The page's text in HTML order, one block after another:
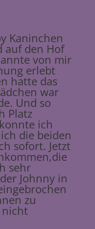
Kaninchen
auf den Hof
von mir
erlebt
hatte das
war
Und so
Platz
ich
die beiden
sofort. Jetzt
sehr
Johnny in
zu
nicht